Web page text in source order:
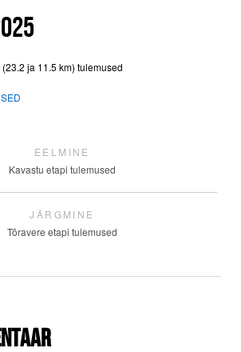
ja 11.5 km) tulemused
EELMINE
Kavastu etapi tulemused
JÄRGMINE
Tõravere etapi tulemused